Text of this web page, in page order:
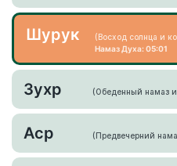
Шурук
(Восход солнца и
Намаз Духа: 05:01
Зухр (Обеденный намаз
Аср (Предвечерний